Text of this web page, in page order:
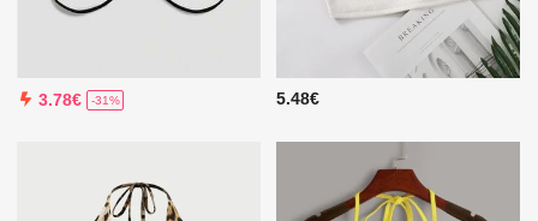
3.78€ -31% 5.48€